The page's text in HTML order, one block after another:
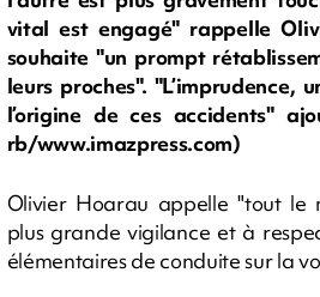
vital est engagé" rappelle
souhaite "un prompt
leurs proches". "L’imprudence,
l’origine de ces accidents"
rb/www.imazpress.com)
Olivier Hoarau appelle "tout le
plus grande vigilance et à
élémentaires de conduite sur la